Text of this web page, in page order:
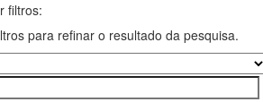
filtros:
para refinar o resultado da pesquisa.